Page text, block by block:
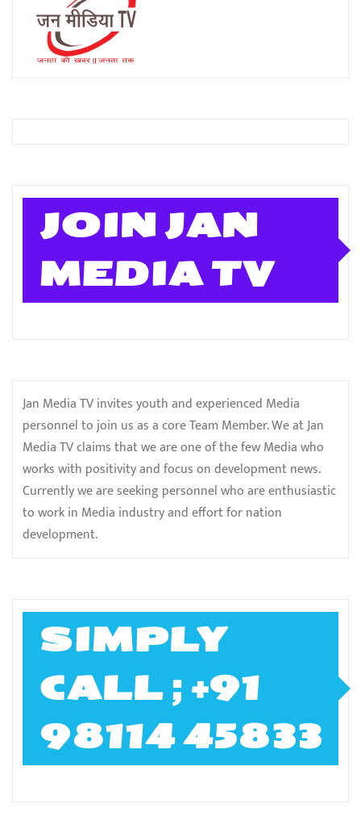
JOIN JAN
MEDIA TV
Jan Media TV invites youth and experienced Media
personnel to join us as a core Team Member. We at Jan
Media TV claims that we are one of the few Media who
works with positivity and focus on development news.
Currently we are seeking personnel who are enthusiastic
to work in Media industry and effort for nation
development.
SIMPLY
CALL ; +91
98114 45833